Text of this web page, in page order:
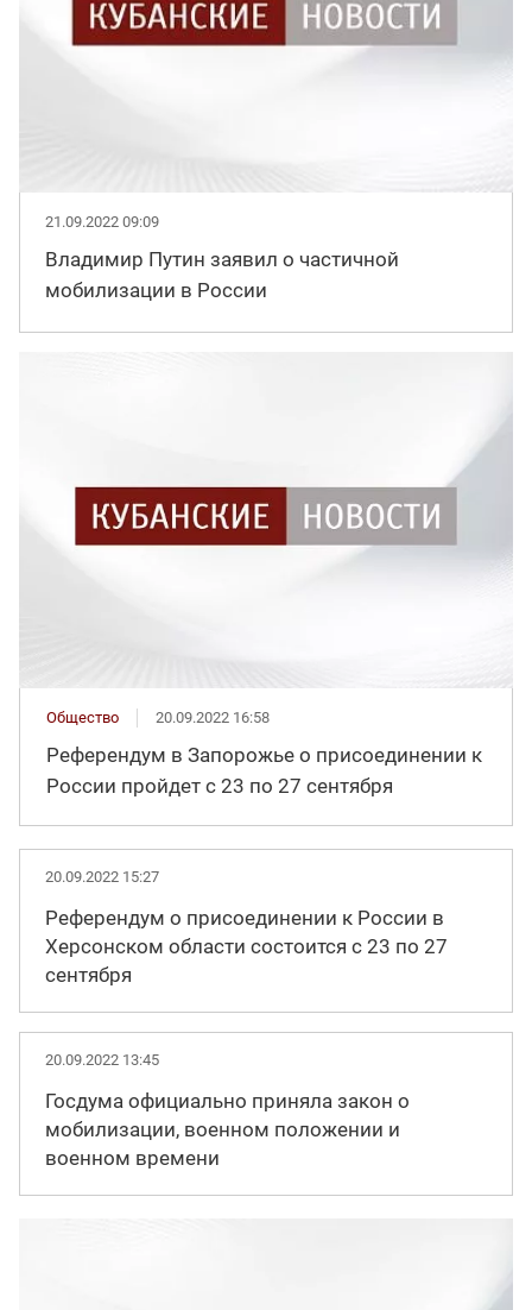
21.09.2022 09:09
Владимир Путин заявил о частичной
мобилизации в России
Общество 20.09.2022 16:58
Референдум в Запорожье о присоединении к
России пройдет с 23 по 27 сентября
20.09.2022 15:27
Референдум о присоединении к России в
Херсонском области состоится с 23 по 27
сентября
20.09.2022 13:45
Госдума официально приняла закон о
мобилизации, военном положении и
военном времени